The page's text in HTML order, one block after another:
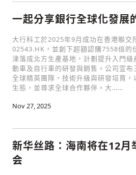
一起分享銀行全球化發展
大行科工於2025年9月成功在香港聯交
02543.HK，並創下超額認購7558倍的
津落成北方生產基地，計劃提升入門
動車及自行車的研發與銷售。公司宣
全球精英團隊，技術升級與研發培育
生態，並尋求全球合作夥伴。大……
Nov 27, 2025
新华丝路：海南将在12月
会